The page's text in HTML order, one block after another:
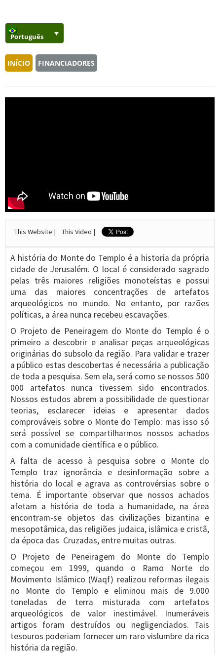
Português
INÍCIO FINANCIADORES
This Website | This Video |
A história do Monte do Templo é a historia da própria
cidade de Jerusalém. O local é considerado sagrado
pelas três maiores religiões monoteístas e possui
uma das maiores concentrações de artefatos
arqueológicos no mundo. No entanto, por razões
políticas, a área nunca recebeu escavações.
O Projeto de Peneiragem do Monte do Templo é o
primeiro a descobrir e analisar peças arqueológicas
originárias do subsolo da região. Para validar e trazer
a público estas descobertas é necessária a publicação
de toda a pesquisa. Sem ela, será como se nossos 500
000 artefatos nunca tivessem sido encontrados.
Nossos estudos abrem a possibilidade de questionar
teorias, esclarecer ideias e apresentar dados
comprováveis sobre o Monte do Templo: mas isso só
será possível se compartilharmos nossos achados
com a comunidade científica e o público.
A falta de acesso à pesquisa sobre o Monte do
Templo traz ignorância e desinformação sobre a
história do local e agrava as controvérsias sobre o
tema. É importante observar que nossos achados
afetam a história de toda a humanidade, na área
encontram-se objetos das civilizações bizantina e
mesopotâmica, das religiões judaica, islâmica e cristã,
da época das Cruzadas, entre muitas outras.
O Projeto de Peneiragem do Monte do Templo
começou em 1999, quando o Ramo Norte do
Movimento Islâmico (Waqf) realizou reformas ilegais
no Monte do Templo e eliminou mais de 9.000
toneladas de terra misturada com artefatos
arqueológicos de valor inestimável. Inumeráveis
artigos foram destruídos ou negligenciados. Tais
tesouros poderiam fornecer um raro vislumbre da rica
história da região.